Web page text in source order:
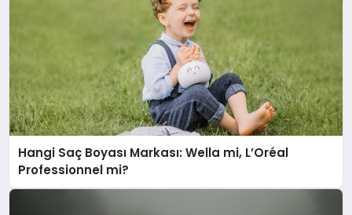
Hangi Saç Boyası Markası: Wella mi, L’Oréal
Professionnel mi?